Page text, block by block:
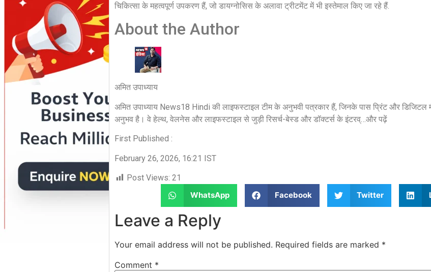
चिकित्सा के महत्वपूर्ण उपकरण हैं, जो डायग्नोसिस के अलावा ट्रीटमेंट में भी इस्तेमाल किए जा रहे हैं.
About the Author
अमित उपाध्याय
अमित उपाध्याय News18 Hindi की लाइफस्टाइल टीम के अनुभवी पत्रकार हैं, जिनके पास प्रिंट और डिजिटल
अनुभव है। वे हेल्थ, वेलनेस और लाइफस्टाइल से जुड़ी रिसर्च-बेस्ड और डॉक्टर्स के इंटरव्…और पढ़ें
First Published :
February 26, 2026, 16:21 IST
Post Views: 21
WhatsApp
Facebook Twitter
Leave a Reply
Your email address will not be published. Required fields are marked *
Comment *